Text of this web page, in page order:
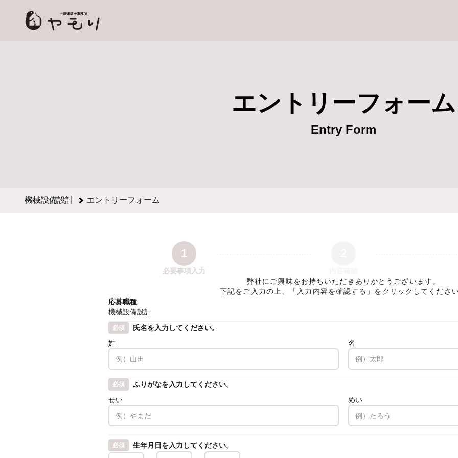
エントリーフォーム
Entry Form
機械設備設計 エントリーフォーム
1
必要事項入力
弊社にご興味をお持ちいただきありがとうございます。
下記をご入力の上、「入力内容を確認する」をクリックしてください
応募職種
機械設備設計
必須
氏名を入力してください。
姓
名
必須
ふりがなを入力してください。
せい
めい
必須 生年月日を入力してください。